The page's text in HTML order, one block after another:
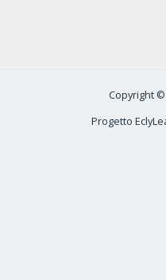
Copyright
Progetto